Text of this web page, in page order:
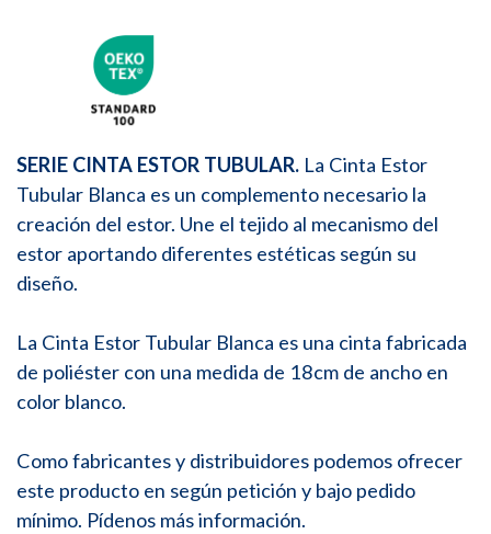
SERIE CINTA ESTOR TUBULAR. La Cinta Estor
Tubular Blanca es un complemento necesario la
creación del estor. Une el tejido al mecanismo del
estor aportando diferentes estéticas según su
diseño.
La Cinta Estor Tubular Blanca es una cinta fabricada
de poliéster con una medida de 18cm de ancho en
color blanco.
Como fabricantes y distribuidores podemos ofrecer
este producto en según petición y bajo pedido
mínimo. Pídenos más información.